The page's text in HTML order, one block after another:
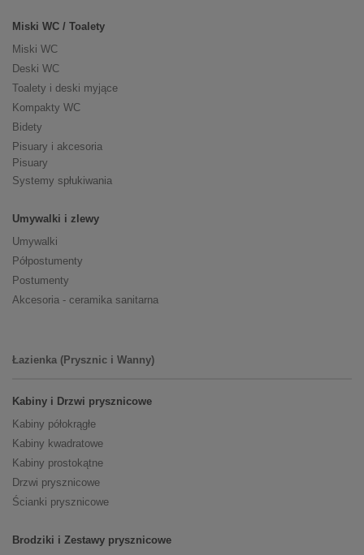
Miski WC / Toalety
Miski WC
Deski WC
Toalety i deski myjące
Kompakty WC
Bidety
Pisuary i akcesoria
Pisuary
Systemy spłukiwania
Umywalki i zlewy
Umywalki
Półpostumenty
Postumenty
Akcesoria - ceramika sanitarna
Łazienka (Prysznic i Wanny)
Kabiny i Drzwi prysznicowe
Kabiny półokrągłe
Kabiny kwadratowe
Kabiny prostokątne
Drzwi prysznicowe
Ścianki prysznicowe
Brodziki i Zestawy prysznicowe